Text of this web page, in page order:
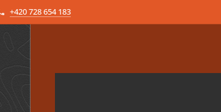
+420 728 654 183